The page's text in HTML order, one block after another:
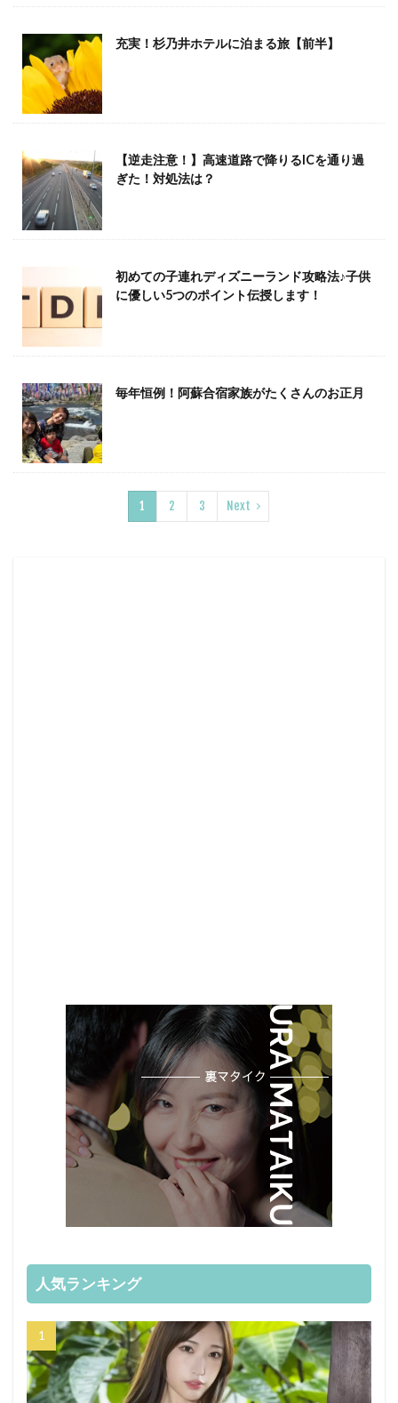
充実！杉乃井ホテルに泊まる旅【前半】
【逆走注意！】高速道路で降りるICを通り過
ぎた！対処法は？
初めての子連れディズニーランド攻略法♪子供
に優しい5つのポイント伝授します！
毎年恒例！阿蘇合宿家族がたくさんのお正月
1 2 3 Next
人気ランキング